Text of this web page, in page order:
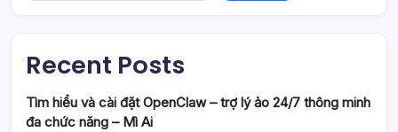
Recent Posts
Tìm hiểu và cài đặt OpenClaw – trợ lý ảo 24/7 thông minh
đa chức năng – Mì Ai